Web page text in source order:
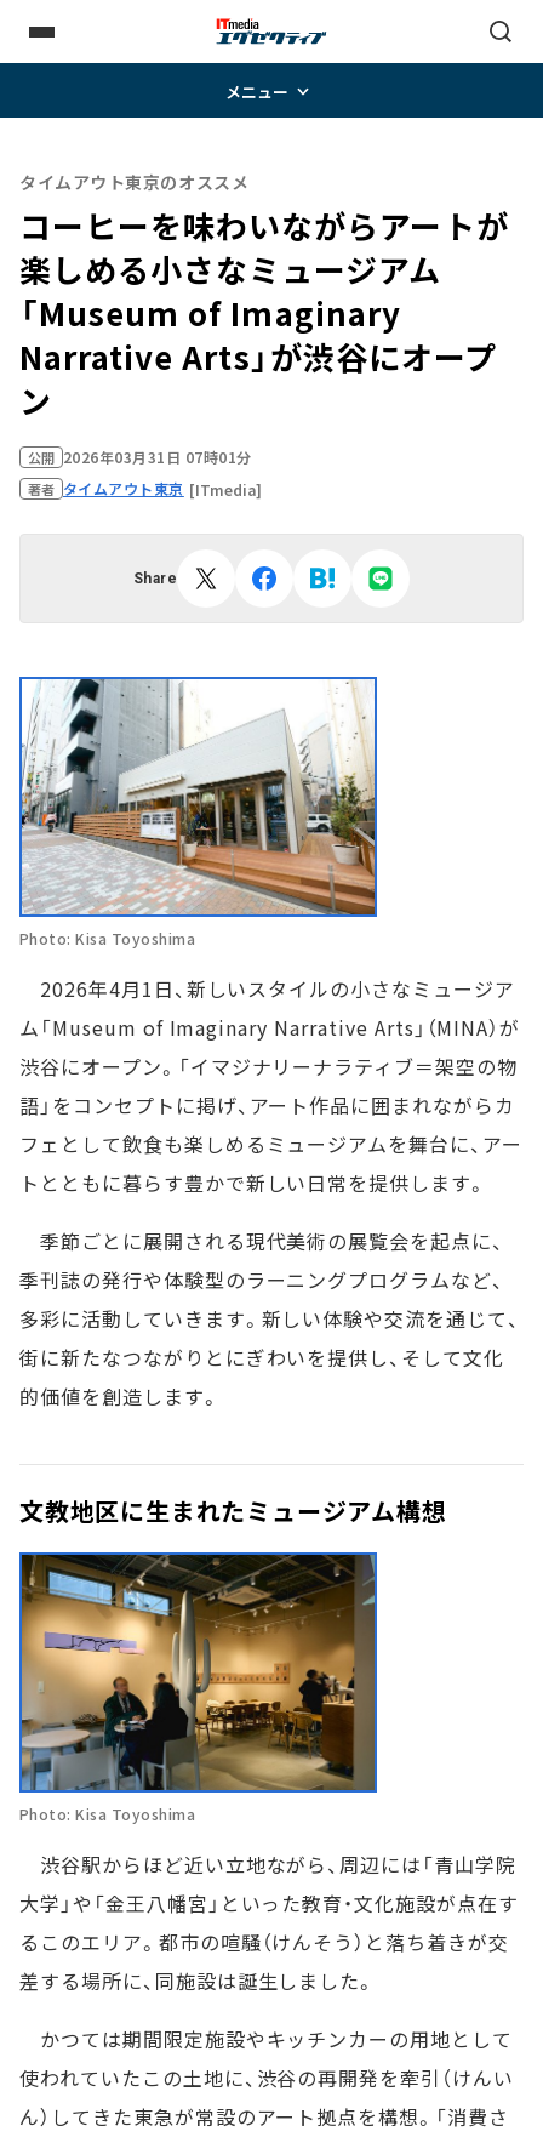
メニュー
タイムアウト東京のオススメ
コーヒーを味わいながらアートが
楽しめる小さなミュージアム
「Museum of Imaginary
Narrative Arts」が渋谷にオープ
ン
公開 2026年03月31日 07時01分
著者 タイムアウト東京 [ITmedia]
Share
Photo: Kisa Toyoshima
2026年4月1日、新しいスタイルの小さなミュージア
ム「Museum of Imaginary Narrative Arts」（MINA）が
渋谷にオープン。「イマジナリーナラティブ＝架空の物
語」をコンセプトに掲げ、アート作品に囲まれながらカ
フェとして飲食も楽しめるミュージアムを舞台に、アー
トとともに暮らす豊かで新しい日常を提供します。
季節ごとに展開される現代美術の展覧会を起点に、
季刊誌の発行や体験型のラーニングプログラムなど、
多彩に活動していきます。新しい体験や交流を通じて、
街に新たなつながりとにぎわいを提供し、そして文化
的価値を創造します。
文教地区に生まれたミュージアム構想
Photo: Kisa Toyoshima
渋谷駅からほど近い立地ながら、周辺には「青山学院
大学」や「金王八幡宮」といった教育・文化施設が点在す
るこのエリア。都市の喧騒（けんそう）と落ち着きが交
差する場所に、同施設は誕生しました。
かつては期間限定施設やキッチンカーの用地として
使われていたこの土地に、渋谷の再開発を牽引（けんい
ん）してきた東急が常設のアート拠点を構想。「消費さ